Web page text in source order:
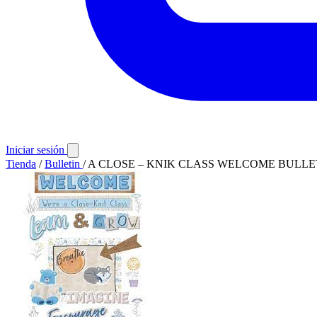
Iniciar sesión
Tienda / Bulletin / A CLOSE – KNIK CLASS WELCOME